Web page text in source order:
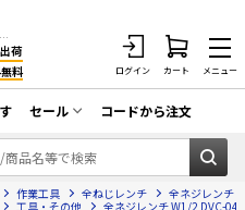
・アンテナ・防犯・光・LAN・電気・空調工事など
荷
料 ログイン カート メニュー
連工具
CATV
事
セール
在庫一掃セール
コードから注文
作業工具 全ねじレンチ
全ネジレンチ
工具・その他 全ネジレンチ W1/2 DVC-